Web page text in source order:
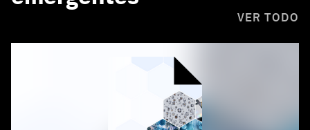
VER TODO